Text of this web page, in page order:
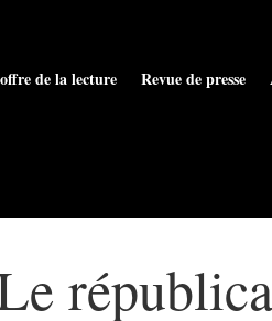
de la lecture Revue de presse